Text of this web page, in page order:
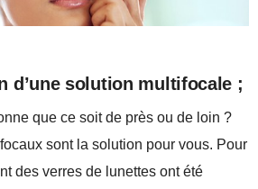
d’une solution multifocale ;
que ce soit de près ou de loin ?
sont la solution pour vous. Pour
des verres de lunettes ont été